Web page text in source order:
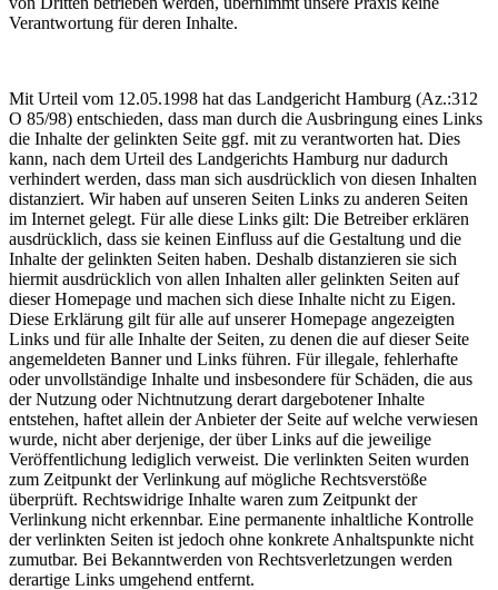
Verantwortung für deren Inhalte.
Mit Urteil vom 12.05.1998 hat das Landgericht Hamburg (Az.:312
O 85/98) entschieden, dass man durch die Ausbringung eines Links
die Inhalte der gelinkten Seite ggf. mit zu verantworten hat. Dies
kann, nach dem Urteil des Landgerichts Hamburg nur dadurch
verhindert werden, dass man sich ausdrücklich von diesen Inhalten
distanziert. Wir haben auf unseren Seiten Links zu anderen Seiten
im Internet gelegt. Für alle diese Links gilt: Die Betreiber erklären
ausdrücklich, dass sie keinen Einfluss auf die Gestaltung und die
Inhalte der gelinkten Seiten haben. Deshalb distanzieren sie sich
hiermit ausdrücklich von allen Inhalten aller gelinkten Seiten auf
dieser Homepage und machen sich diese Inhalte nicht zu Eigen.
Diese Erklärung gilt für alle auf unserer Homepage angezeigten
Links und für alle Inhalte der Seiten, zu denen die auf dieser Seite
angemeldeten Banner und Links führen. Für illegale, fehlerhafte
oder unvollständige Inhalte und insbesondere für Schäden, die aus
der Nutzung oder Nichtnutzung derart dargebotener Inhalte
entstehen, haftet allein der Anbieter der Seite auf welche verwiesen
wurde, nicht aber derjenige, der über Links auf die jeweilige
Veröffentlichung lediglich verweist. Die verlinkten Seiten wurden
zum Zeitpunkt der Verlinkung auf mögliche Rechtsverstöße
überprüft. Rechtswidrige Inhalte waren zum Zeitpunkt der
Verlinkung nicht erkennbar. Eine permanente inhaltliche Kontrolle
der verlinkten Seiten ist jedoch ohne konkrete Anhaltspunkte nicht
zumutbar. Bei Bekanntwerden von Rechtsverletzungen werden
derartige Links umgehend entfernt.